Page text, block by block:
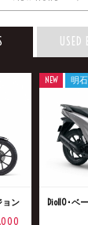
USED
ョン Dio110･ベ
NEW 明